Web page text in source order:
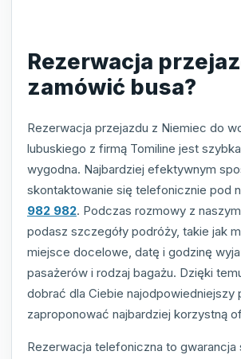
Rezerwacja
zamówić busa?
Rezerwacja przejazdu z Niemiec do
lubuskiego z firmą Tomiline jest
wygodna. Najbardziej efektywnym
skontaktowanie się telefonicznie pod
982 982. Podczas rozmowy z
podasz szczegóły podróży, takie jak
miejsce docelowe, datę i godzinę
pasażerów i rodzaj bagażu. Dzięki
dobrać dla Ciebie najodpowiedniejszy
zaproponować najbardziej korzystną
Rezerwacja telefoniczna to gwarancja